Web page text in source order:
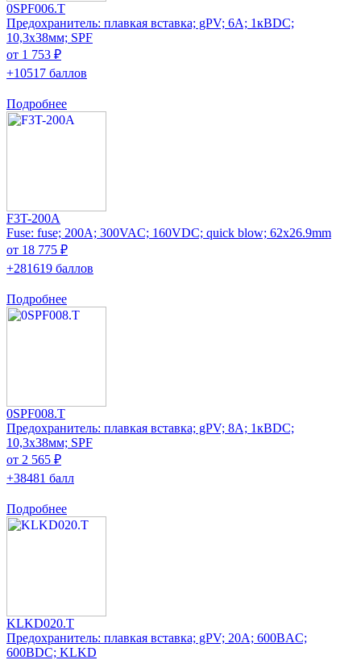
0SPF006.T
Предохранитель: плавкая вставка; gPV; 6А; 1кВDC;
10,3x38мм; SPF
от 1 753 ₽
+10517 баллов
Подробнее
F3T-200A
Fuse: fuse; 200A; 300VAC; 160VDC; quick blow; 62x26.9mm
от 18 775 ₽
+281619 баллов
Подробнее
0SPF008.T
Предохранитель: плавкая вставка; gPV; 8А; 1кВDC;
10,3x38мм; SPF
от 2 565 ₽
+38481 балл
Подробнее
KLKD020.T
Предохранитель: плавкая вставка; gPV; 20А; 600ВAC;
600ВDC; KLKD